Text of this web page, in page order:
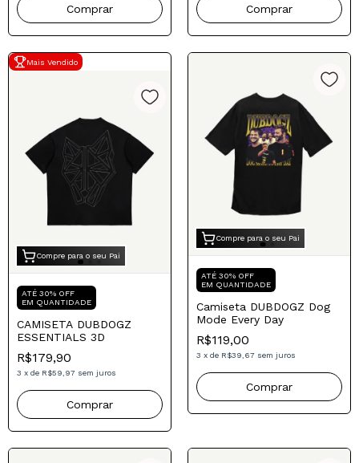
Comprar Comprar
Mais Vendido
Compre para o seu Pai
ATÉ 30% OFF
EM QUANTIDADE
CAMISETA DUBDOGZ
ESSENTIALS 3D
R$179,90
3 x de R$59,97 sem juros
Comprar
Compre para o seu Pai
ATÉ 30% OFF
EM QUANTIDADE
Camiseta DUBDOGZ Dog
Mode Every Day
R$119,00
3 x de R$39,67 sem juros
Comprar